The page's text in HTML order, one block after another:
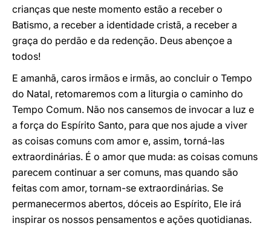
crianças que neste momento estão a receber o
Batismo, a receber a identidade cristã, a receber a
graça do perdão e da redenção. Deus abençoe a
todos!
E amanhã, caros irmãos e irmãs, ao concluir o Tempo
do Natal, retomaremos com a liturgia o caminho do
Tempo Comum. Não nos cansemos de invocar a luz e
a força do Espírito Santo, para que nos ajude a viver
as coisas comuns com amor e, assim, torná-las
extraordinárias. É o amor que muda: as coisas comuns
parecem continuar a ser comuns, mas quando são
feitas com amor, tornam-se extraordinárias. Se
permanecermos abertos, dóceis ao Espírito, Ele irá
inspirar os nossos pensamentos e ações quotidianas.